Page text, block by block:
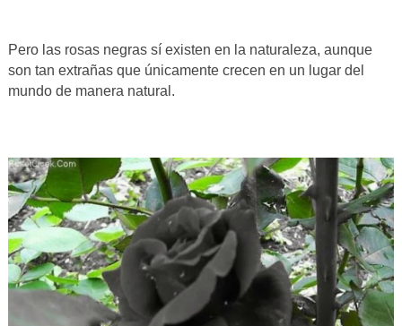
Pero las rosas negras sí existen en la naturaleza, aunque
son tan extrañas que únicamente crecen en un lugar del
mundo de manera natural.